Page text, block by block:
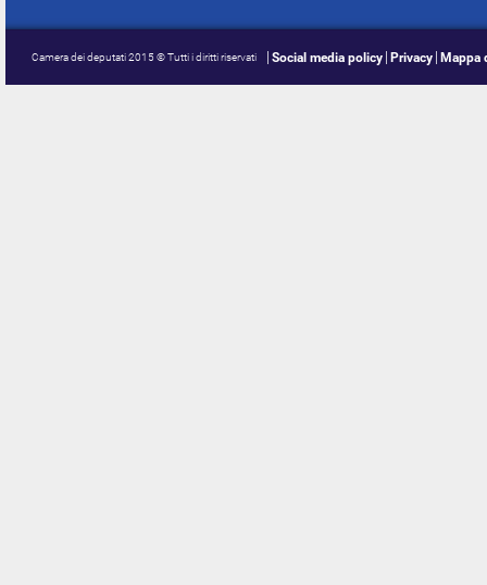
Camera dei deputati 2015 © Tutti i diritti riservati Social media policy Privacy Mappa